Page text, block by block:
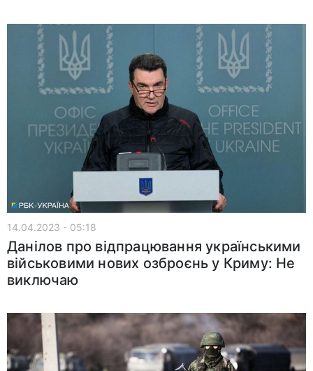
14.04.2023 - 05:18
Данілов про відпрацювання українськими
військовими нових озброєнь у Криму: Не
виключаю